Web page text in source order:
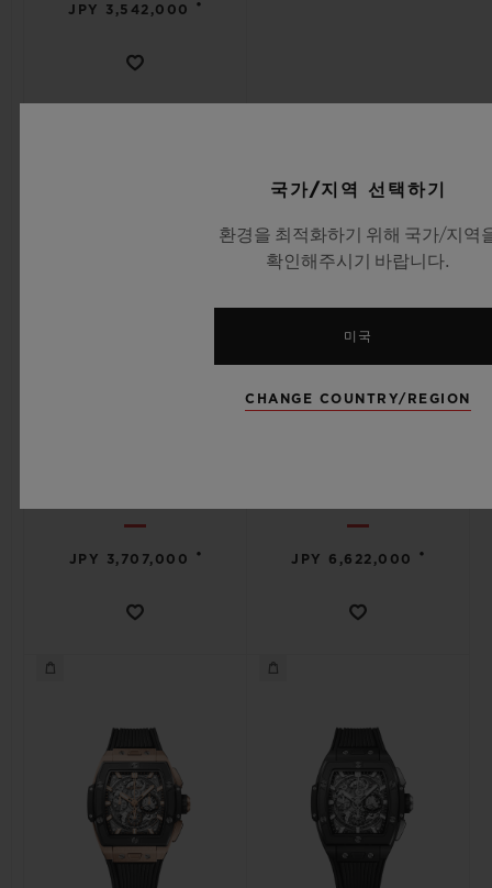
JPY 3,542,000 •
JPY 3,707,000 •
스피릿 오브 빅뱅
JPY 6,622,000 •
국가/지역 선택하기
환경을 최적화하기 위해 국가/지역
확인해주시기 바랍니다.
미국
CHANGE COUNTRY/REGION